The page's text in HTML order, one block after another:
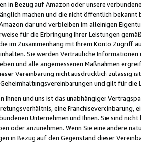
in Bezug auf Amazon oder unsere
machen und die nicht öffentlich
dar und verbleiben im alleinigen
für die Erbringung Ihrer Leistungen
im Zusammenhang mit Ihrem Konto
Sie werden Vertrauliche
und alle angemessenen Maßnahmen
Vereinbarung nicht ausdrücklich zulässig
und gilt für die
Ihnen und uns ist das unabhängiger
eine Franchisevereinbarung,
Unternehmen und Ihnen. Sie sind
oder anzunehmen. Wenn Sie eine andere
in Bezug auf den Gegenstand dieser